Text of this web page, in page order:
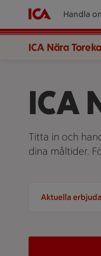
Handla
ICA Nära
ICA
Titta in och
dina måltider.
Två burkar
Aktuella